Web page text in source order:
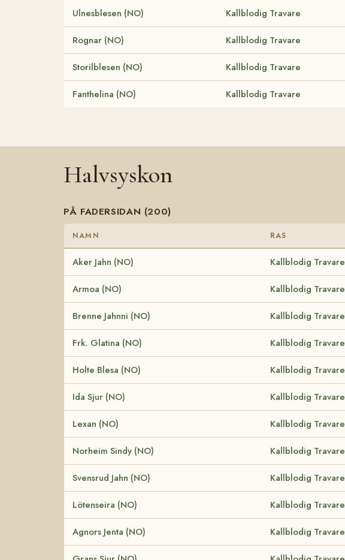
Ulnesblesen (NO) Kallblodig Travare
Rognar (NO) Kallblodig Travare
Storilblesen (NO) Kallblodig Travare
Fanthelina (NO) Kallblodig Travare
Halvsyskon
PÅ FADERSIDAN (200)
NAMN RAS
Aker Jahn (NO) Kallblodig Travare
Armoa (NO) Kallblodig Travare
Brenne Jahnni (NO) Kallblodig Travare
Frk. Glatina (NO) Kallblodig Travare
Holte Blesa (NO) Kallblodig Travare
Ida Sjur (NO) Kallblodig Travare
Lexan (NO) Kallblodig Travare
Norheim Sindy (NO) Kallblodig Travare
Svensrud Jahn (NO) Kallblodig Travare
Lötenseira (NO) Kallblodig Travare
Agnors Jenta (NO) Kallblodig Travare